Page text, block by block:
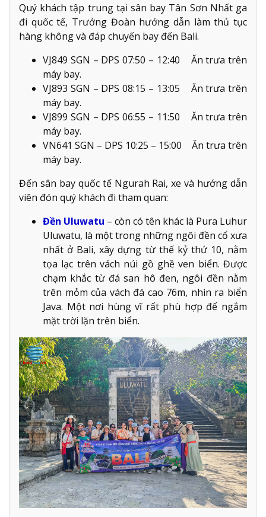
Quý khách tập trung tại sân bay Tân Sơn Nhất ga
đi quốc tế, Trưởng Đoàn hướng dẫn làm thủ tục
hàng không và đáp chuyến bay đến Bali.
VJ849 SGN – DPS 07:50 – 12:40 Ăn trưa trên
máy bay.
VJ893 SGN – DPS 08:15 – 13:05 Ăn trưa trên
máy bay.
VJ899 SGN – DPS 06:55 – 11:50 Ăn trưa trên
máy bay.
VN641 SGN – DPS 10:25 – 15:00 Ăn trưa trên
máy bay.
Đến sân bay quốc tế Ngurah Rai, xe và hướng dẫn
viên đón quý khách đi tham quan:
Đền Uluwatu – còn có tên khác là Pura Luhur
Uluwatu, là một trong những ngôi đền cổ xưa
nhất ở Bali, xây dựng từ thế kỷ thứ 10, nằm
tọa lạc trên vách núi gồ ghề ven biển. Được
chạm khắc từ đá san hô đen, ngôi đền nằm
trên mỏm của vách đá cao 76m, nhìn ra biển
Java. Một nơi hùng vĩ rất phù hợp để ngắm
mặt trời lặn trên biển.